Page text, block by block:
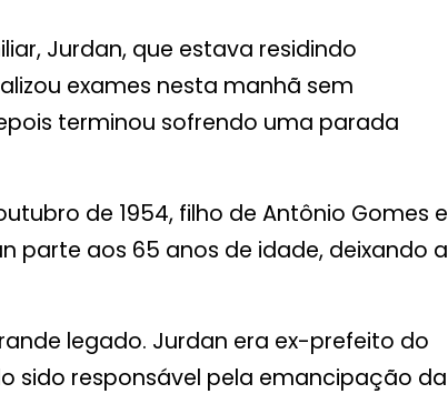
Jurdan, que estava residindo
exames nesta manhã sem
terminou sofrendo uma parada
de 1954, filho de Antônio Gomes e
parte aos 65 anos de idade, deixando a
legado. Jurdan era ex-prefeito do
sido responsável pela emancipação da